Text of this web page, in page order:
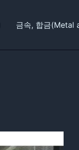
금속, 합금(Metal